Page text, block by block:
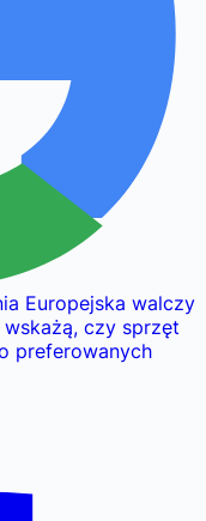
Europejska walczy
czy sprzęt
preferowanych